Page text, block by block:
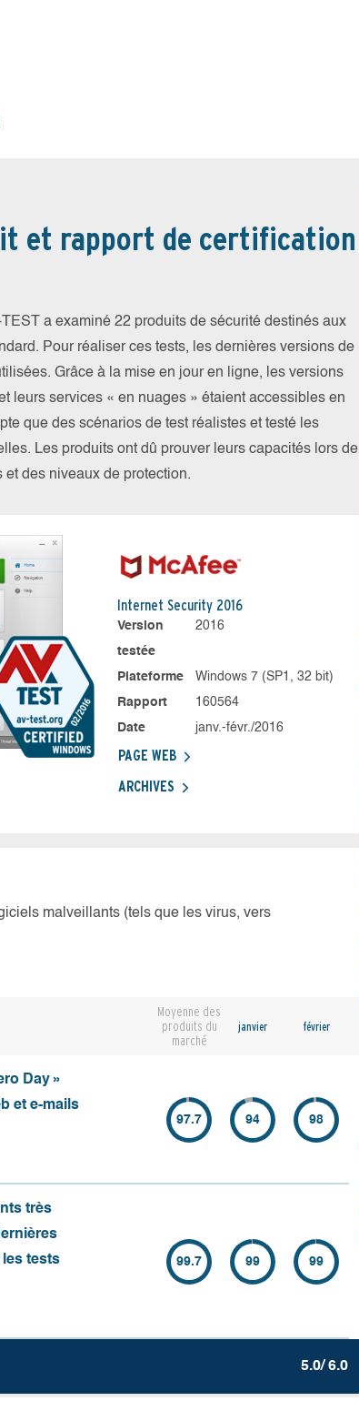
et rapport de certification
a examiné 22 produits de sécurité destinés aux
Pour réaliser ces tests, les dernières versions de
Grâce à la mise en jour en ligne, les versions
leurs services « en nuages » étaient accessibles en
que des scénarios de test réalistes et testé les
Les produits ont dû prouver leurs capacités lors de
et des niveaux de protection.
Internet Security 2016
Version
testée
2016
Plateforme
Windows 7 (SP1, 32 bit)
Rapport
160564
Date
janv.-févr./2016
PAGE WEB
ARCHIVES
malveillants (tels que les virus, vers
Moyenne des
produits du
marché
janvier février
Day »
et e-mails
97.7 94 98
très
les tests
99.7 99 99
5.0/ 6.0